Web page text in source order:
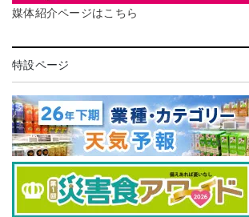
媒体紹介ページはこちら
特設ページ